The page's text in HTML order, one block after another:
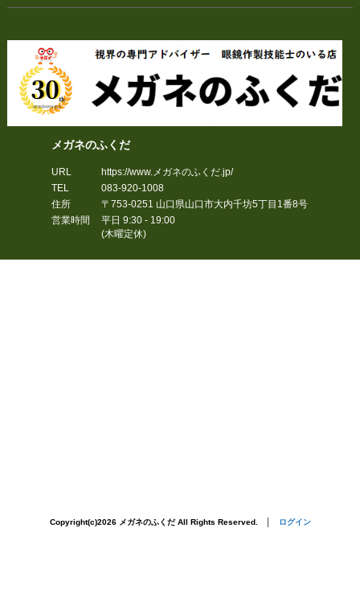
メガネのふくだ
URL
https://www.メガネのふくだ.jp/
TEL
083-920-1008
住所
〒753-0251 山口県山口市大内千坊5丁目1番8号
営業時間
平日 9:30 - 19:00
(木曜定休)
Copyright(c)2026 メガネのふくだ All Rights Reserved. │ ログイン